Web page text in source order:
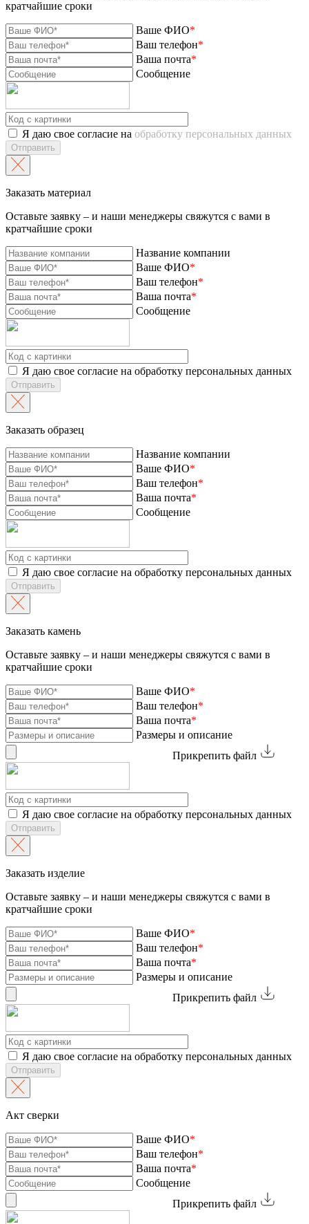
кратчайшие сроки
Ваше ФИО*
Ваш телефон*
Ваша почта*
Сообщение
Я даю свое согласие на обработку персональных данных
Отправить
Заказать материал
Оставьте заявку – и наши менеджеры свяжутся с вами в
кратчайшие сроки
Название компании
Ваше ФИО*
Ваш телефон*
Ваша почта*
Сообщение
Я даю свое согласие на обработку персональных данных
Отправить
Заказать образец
Название компании
Ваше ФИО*
Ваш телефон*
Ваша почта*
Сообщение
Я даю свое согласие на обработку персональных данных
Отправить
Заказать камень
Оставьте заявку – и наши менеджеры свяжутся с вами в
кратчайшие сроки
Ваше ФИО*
Ваш телефон*
Ваша почта*
Размеры и описание
Прикрепить файл
Я даю свое согласие на обработку персональных данных
Отправить
Заказать изделие
Оставьте заявку – и наши менеджеры свяжутся с вами в
кратчайшие сроки
Ваше ФИО*
Ваш телефон*
Ваша почта*
Размеры и описание
Прикрепить файл
Я даю свое согласие на обработку персональных данных
Отправить
Акт сверки
Ваше ФИО*
Ваш телефон*
Ваша почта*
Сообщение
Прикрепить файл